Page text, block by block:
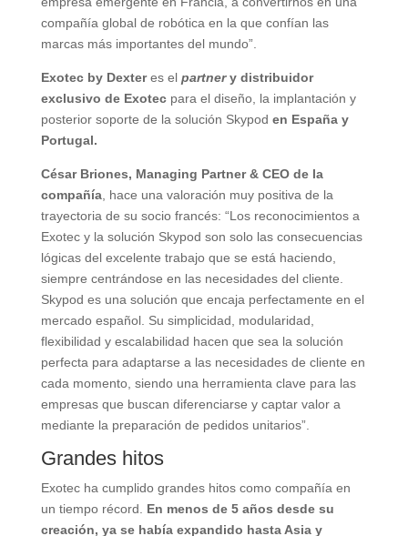
compañía global de robótica en la que confían las
marcas más importantes del mundo”.
Exotec by Dexteres el partnery distribuidor
exclusivo de Exotecpara el diseño, la implantación y
posterior soporte de la solución Skypod en España y
Portugal.
César Briones, Managing Partner & CEO de la
compañía, hace una valoración muy positiva de la
trayectoria de su socio francés: “Los reconocimientos a
Exotec y la solución Skypod son solo las consecuencias
lógicas del excelente trabajo que se está haciendo,
siempre centrándose en las necesidades del cliente.
Skypod es una solución que encaja perfectamente en el
mercado español. Su simplicidad, modularidad,
flexibilidad y escalabilidad hacen que sea la solución
perfecta para adaptarse a las necesidades de cliente en
cada momento, siendo una herramienta clave para las
empresas que buscan diferenciarse y captar valor a
mediante la preparación de pedidos unitarios”.
Grandes hitos
Exotec ha cumplido grandes hitos como compañía en
un tiempo récord. En menos de 5 años desde su
creación, ya se había expandido hasta Asia y